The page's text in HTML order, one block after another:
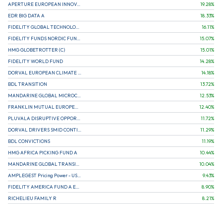
APERTURE EUROPEAN INNOVATION 19.28%
EDR BIG DATA A
18.33%
16.11%
15.07%
HMG GLOBETROTTER (C)
15.01%
FIDELITY WORLD FUND
14.28%
14.18%
BDL TRANSITION
13.72%
12.53%
12.40%
11.72%
11.29%
BDL CONVICTIONS
11.19%
HMG AFRICA PICKING FUND A
10.44%
10.04%
9.43%
8.90%
RICHELIEU FAMILY R
8.21%